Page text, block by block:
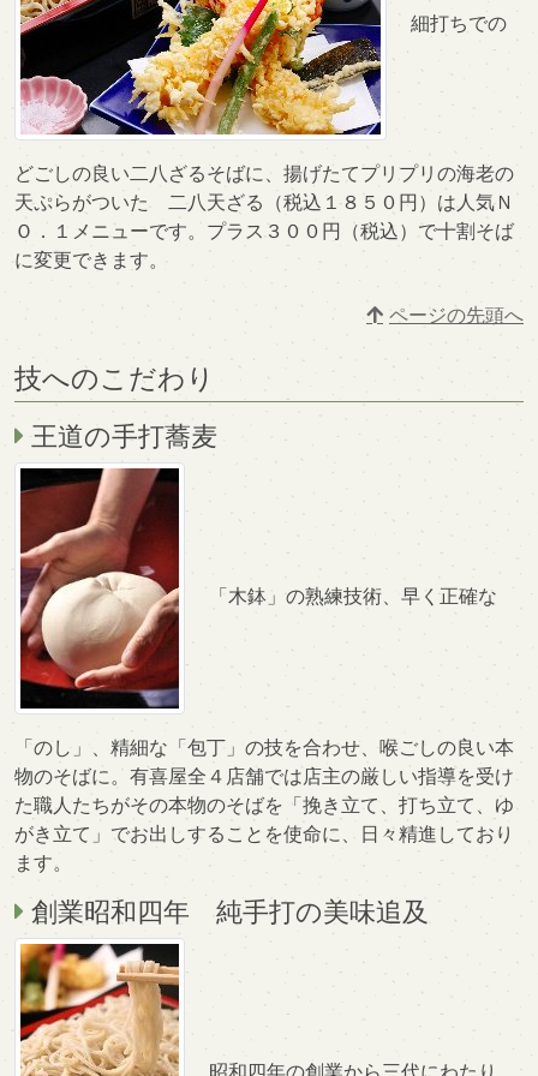
細打ちでの
どごしの良い二八ざるそばに、揚げたてプリプリの海老の
天ぷらがついた 二八天ざる（税込１８５０円）は人気Ｎ
Ｏ．１メニューです。プラス３００円（税込）で十割そば
に変更できます。
ページの先頭へ
技へのこだわり
王道の手打蕎麦
「木鉢」の熟練技術、早く正確な
「のし」、精細な「包丁」の技を合わせ、喉ごしの良い本
物のそばに。有喜屋全４店舗では店主の厳しい指導を受け
た職人たちがその本物のそばを「挽き立て、打ち立て、ゆ
がき立て」でお出しすることを使命に、日々精進しており
ます。
創業昭和四年 純手打の美味追及